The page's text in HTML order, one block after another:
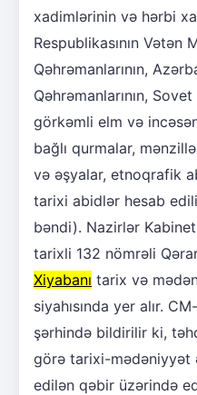
xadimlərinin və hərbi
Respublikasının Vətən
Qəhrəmanlarının,
Qəhrəmanlarının,
görkəmli elm və
bağlı qurmalar,
və əşyalar, etnoqrafik
tarixi abidlər hesab
bəndi). Nazirlər
tarixli 132 nömrəli
Xiyabanı tarix və
siyahısında yer alır.
şərhində bildirilir ki,
görə tarixi-mədəniyyət
edilən qəbir üzərində